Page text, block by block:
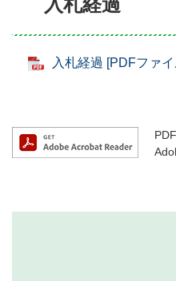
入札経過
入札経過 [PDFファ